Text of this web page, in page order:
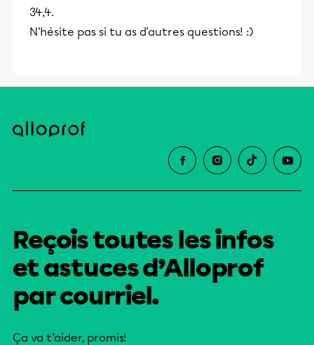
34,4.
N'hésite pas si tu as d'autres questions! :)
Reçois toutes les infos
et astuces d’Alloprof
par courriel.
Ça va t’aider, promis!